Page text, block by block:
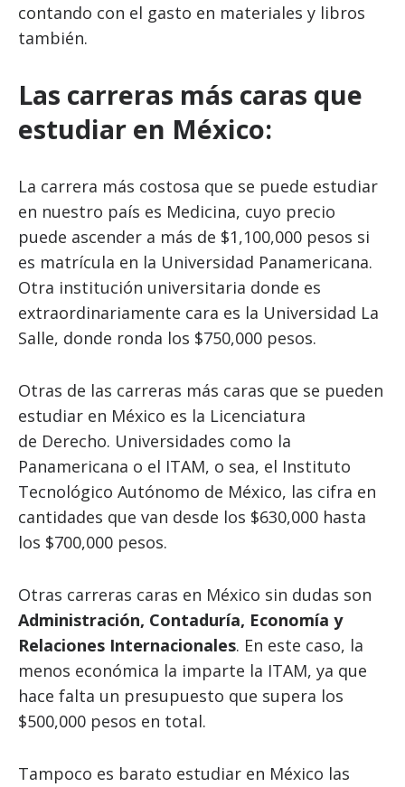
contando con el gasto en materiales y libros
también.
Las carreras más caras que
estudiar en México:
La carrera más costosa que se puede estudiar
en nuestro país es Medicina, cuyo precio
puede ascender a más de $1,100,000 pesos si
es matrícula en la Universidad Panamericana.
Otra institución universitaria donde es
extraordinariamente cara es la Universidad La
Salle, donde ronda los $750,000 pesos.
Otras de las carreras más caras que se pueden
estudiar en México es la Licenciatura
de Derecho. Universidades como la
Panamericana o el ITAM, o sea, el Instituto
Tecnológico Autónomo de México, las cifra en
cantidades que van desde los $630,000 hasta
los $700,000 pesos.
Otras carreras caras en México sin dudas son
Administración, Contaduría, Economía y
Relaciones Internacionales. En este caso, la
menos económica la imparte la ITAM, ya que
hace falta un presupuesto que supera los
$500,000 pesos en total.
Tampoco es barato estudiar en México las